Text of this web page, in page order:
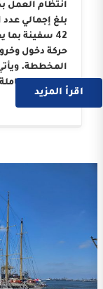
انتظام العمل
بلغ إجمالي
42 سفينة
حركة دخول
المخططة.
الجهات
اقرأ المزيد